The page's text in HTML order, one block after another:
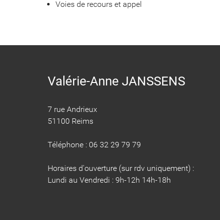
Voies de recours et appel
Valérie-Anne JANSSENS
7 rue Andrieux
51100 Reims
Téléphone : 06 32 29 79 79
Horaires d'ouverture (sur rdv uniquement) :
Lundi au Vendredi : 9h-12h 14h-18h